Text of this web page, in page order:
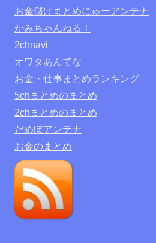
お金儲けまとめにゅーアンテナ
かみちゃんねる！
2chnavi
オワタあんてな
お金・仕事まとめランキング
5chまとめのまとめ
2chまとめのまとめ
だめぽアンテナ
お金のまとめ